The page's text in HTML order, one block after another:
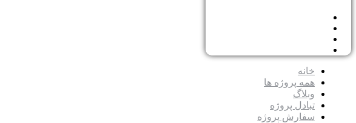
خانه
همه پروژه ها
وبلاگ
تبادل پروژه
سفارش پروژه